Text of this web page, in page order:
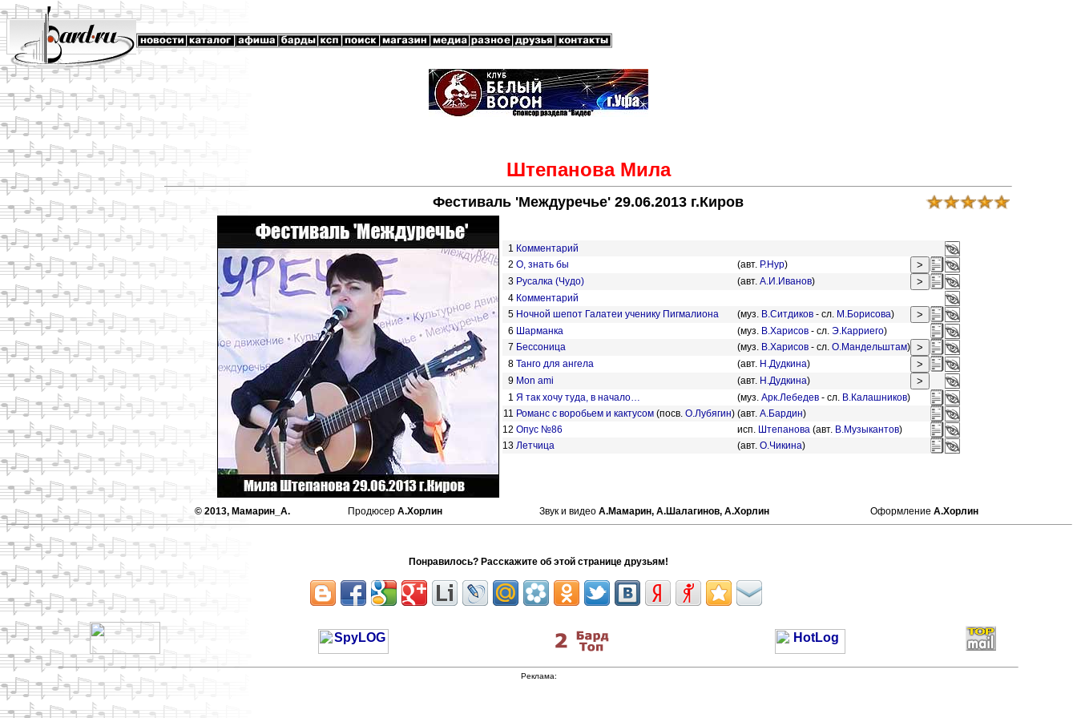
Штепанова Мила
Фестиваль 'Междуречье' 29.06.2013 г.Киров
1 Комментарий
2 О, знать бы (авт. Р.Нур)
3 Русалка (Чудо) (авт. А.И.Иванов)
4 Комментарий
5 Ночной шепот Галатеи ученику Пигмалиона (муз. В.Ситдиков- сл. М.Борисова)
6 Шарманка (муз. В.Харисов- сл. Э.Карриего)
7 Бессоница (муз. В.Харисов- сл. О.Мандельштам)
8 Танго для ангела (авт. Н.Дудкина)
9 Mon ami (авт. Н.Дудкина)
1 Я так хочу туда, в начало… (муз. Арк.Лебедев- сл. В.Калашников)
11 Романс с воробьем и кактусом(посв. О.Лубягин) (авт. А.Бардин)
12 Опус №86 исп. Штепанова(авт. В.Музыкантов)
13 Летчица (авт. О.Чикина)
© 2013, Мамарин_А. Продюсер А.Хорлин Звук и видео А.Мамарин, А.Шалагинов, А.Хорлин Оформление А.Хорлин
Понравилось? Расскажите об этой странице друзьям!
Реклама: